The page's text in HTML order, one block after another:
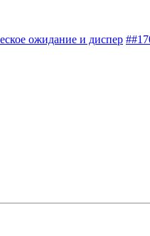
ожидание и диспер